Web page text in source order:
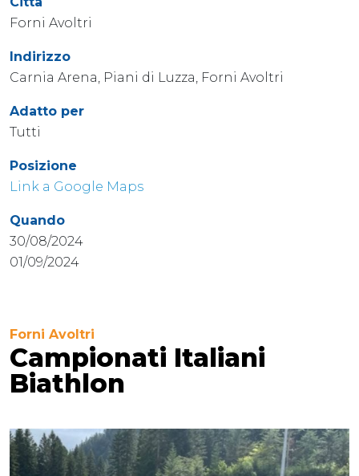
Forni Avoltri
Indirizzo
Carnia Arena, Piani di Luzza, Forni Avoltri
Adatto per
Tutti
Posizione
Link a Google Maps
Quando
30/08/2024
01/09/2024
Forni Avoltri
Campionati Italiani
Biathlon